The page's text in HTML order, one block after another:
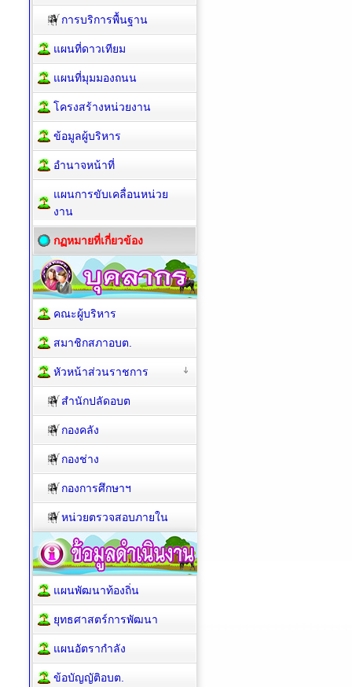
การบริการพื้นฐาน
แผนที่ดาวเทียม
แผนที่มุมมองถนน
โครงสร้างหน่วยงาน
ข้อมูลผู้บริหาร
อำนาจหน้าที่
แผนการขับเคลื่อนหน่วย
งาน
กฏหมายที่เกี่ยวข้อง
คณะผู้บริหาร
สมาชิกสภาอบต.
หัวหน้าส่วนราชการ
สำนักปลัดอบต
กองคลัง
กองช่าง
กองการศึกษาฯ
หน่วยตรวจสอบภายใน
แผนพัฒนาท้องถิ่น
ยุทธศาสตร์การพัฒนา
แผนอัตรากำลัง
ข้อบัญญัติอบต.